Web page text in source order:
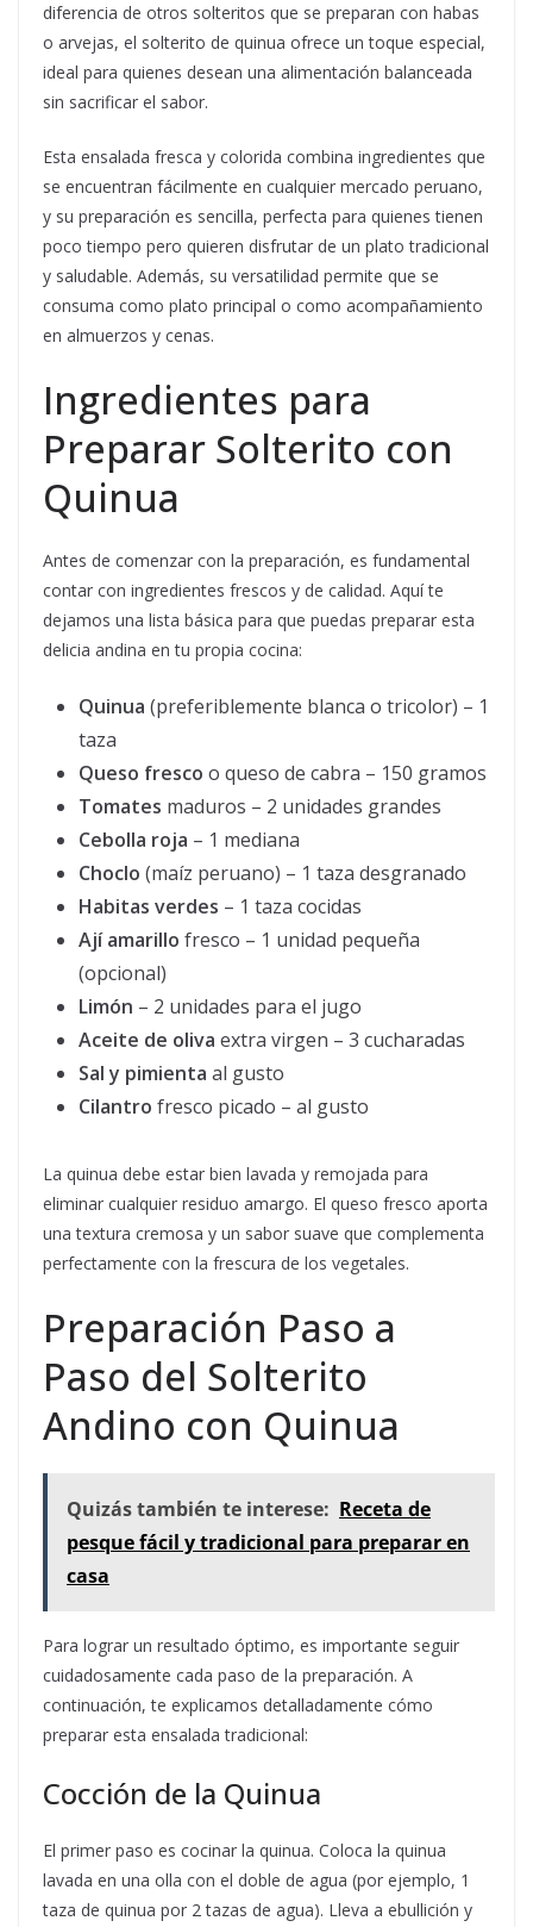
diferencia de otros solteritos que se preparan con habas
o arvejas, el solterito de quinua ofrece un toque especial,
ideal para quienes desean una alimentación balanceada
sin sacrificar el sabor.
Esta ensalada fresca y colorida combina ingredientes que
se encuentran fácilmente en cualquier mercado peruano,
y su preparación es sencilla, perfecta para quienes tienen
poco tiempo pero quieren disfrutar de un plato tradicional
y saludable. Además, su versatilidad permite que se
consuma como plato principal o como acompañamiento
en almuerzos y cenas.
Ingredientes para
Preparar Solterito con
Quinua
Antes de comenzar con la preparación, es fundamental
contar con ingredientes frescos y de calidad. Aquí te
dejamos una lista básica para que puedas preparar esta
delicia andina en tu propia cocina:
Quinua (preferiblemente blanca o tricolor) – 1
taza
Queso fresco o queso de cabra – 150 gramos
Tomates maduros – 2 unidades grandes
Cebolla roja – 1 mediana
Choclo (maíz peruano) – 1 taza desgranado
Habitas verdes – 1 taza cocidas
Ají amarillo fresco – 1 unidad pequeña
(opcional)
Limón – 2 unidades para el jugo
Aceite de oliva extra virgen – 3 cucharadas
Sal y pimienta al gusto
Cilantro fresco picado – al gusto
La quinua debe estar bien lavada y remojada para
eliminar cualquier residuo amargo. El queso fresco aporta
una textura cremosa y un sabor suave que complementa
perfectamente con la frescura de los vegetales.
Preparación Paso a
Paso del Solterito
Andino con Quinua
Quizás también te interese: Receta de
pesque fácil y tradicional para preparar en
casa
Para lograr un resultado óptimo, es importante seguir
cuidadosamente cada paso de la preparación. A
continuación, te explicamos detalladamente cómo
preparar esta ensalada tradicional:
Cocción de la Quinua
El primer paso es cocinar la quinua. Coloca la quinua
lavada en una olla con el doble de agua (por ejemplo, 1
taza de quinua por 2 tazas de agua). Lleva a ebullición y